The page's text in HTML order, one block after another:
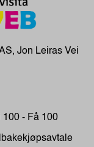
Jon Leiras Vei
100 - Få 100